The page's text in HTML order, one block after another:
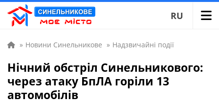
RU
» Новини Синельникове » Надзвичайні події
Нічний обстріл Синельникового:
через атаку БпЛА горіли 13
автомобілів